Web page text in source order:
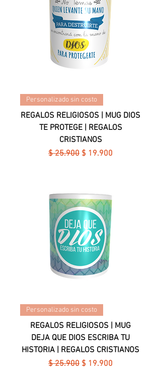
Personalizado sin costo
REGALOS RELIGIOSOS | MUG DIOS
TE PROTEGE | REGALOS
CRISTIANOS
Precio
$ 25.900 Precio de oferta
$ 19.900
Personalizado sin costo
REGALOS RELIGIOSOS | MUG
DEJA QUE DIOS ESCRIBA TU
HISTORIA | REGALOS CRISTIANOS
Precio
$ 25.900 Precio de oferta
$ 19.900